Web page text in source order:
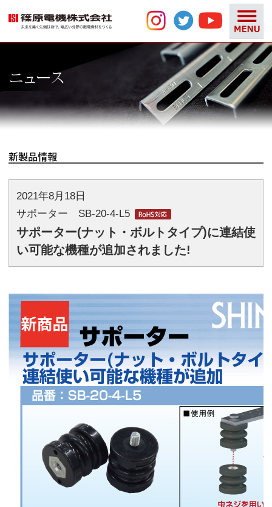
2021年8月18日
サポーター SB-20-4-L5
サポーター(ナット・ボルトタイプ)に連結使
い可能な機種が追加されました!